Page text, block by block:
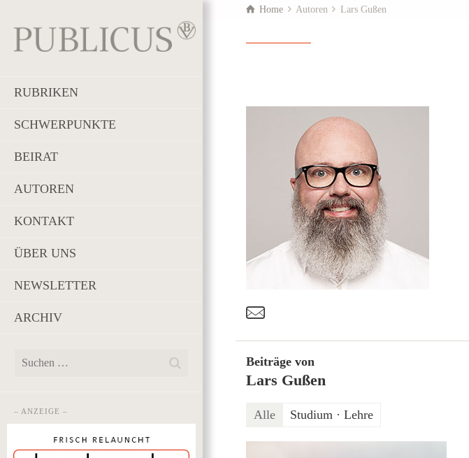
RUBRIKEN
SCHWERPUNKTE
BEIRAT
AUTOREN
KONTAKT
ÜBER UNS
NEWSLETTER
ARCHIV
– ANZEIGE –
Home Autoren Lars Gußen
t
Beiträge von
Lars Gußen
Alle Studium · Lehre